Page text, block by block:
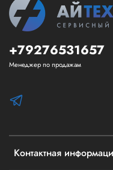
Контактная
+79276531657
Менеджер по продажам